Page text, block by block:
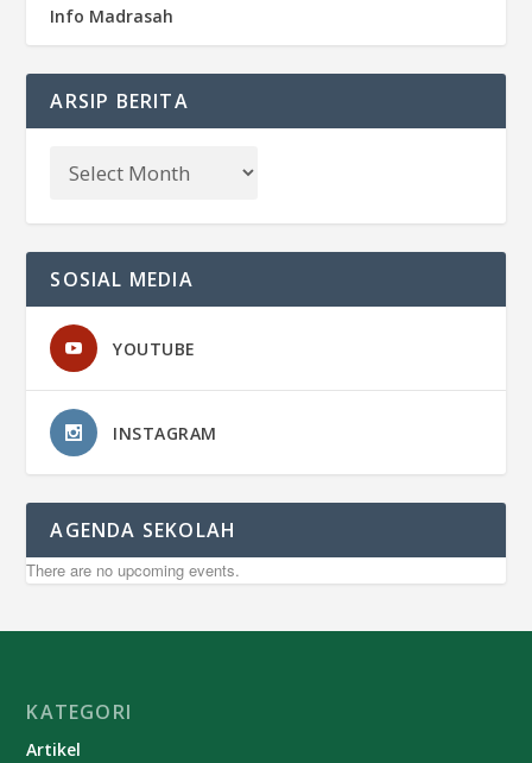
Info Madrasah
ARSIP BERITA
SOSIAL MEDIA
YOUTUBE
INSTAGRAM
AGENDA SEKOLAH
There are no upcoming events.
KATEGORI
Artikel